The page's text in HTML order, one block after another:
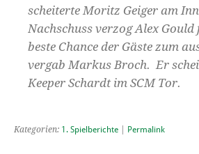
scheiterte Moritz Geiger am
Nachschuss verzog Alex Gould
beste Chance der Gäste zum
vergab Markus Broch. Er
Keeper Schardt im SCM Tor.
Kategorien: 1. Spielberichte Permalink